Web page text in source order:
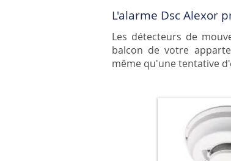
L'alarme Dsc Alexor
Les détecteurs de
balcon de votre
même qu'une tentative